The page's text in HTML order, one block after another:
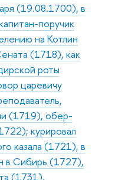
(19.08.1700), в
поручик
на Котлин
(1718), как
роты
царевичу
(1719), обер-
курировал
казала (1721), в
в Сибирь (1727),
(1731),